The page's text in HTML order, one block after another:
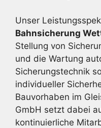
Unser
Bahnsicherung
Stellung von
und die Wartung
Sicherungstechnik
individueller
Bauvorhaben im
GmbH setzt dabei
kontinuierliche